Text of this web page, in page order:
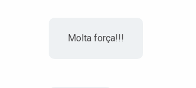
Molta força!!!